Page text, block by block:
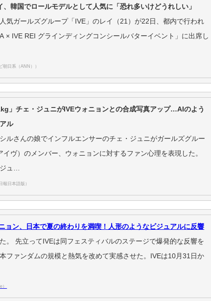
、韓国でロールモデルとして人気に「恐れ多いけどうれしい」
気ガールズグループ「IVE」のレイ（21）が22日、都内で行われ
× IVE REI グラインディングコンシールバターイベント」に出席し
朝日系（ANN））
」チェ・ジュニがIVEウォニョンとの合成写真アップ…AIのよう
ル
ルさんの娘でインフルエンサーのチェ・ジュニがガールズグルー
イヴ）のメンバー、ウォニョンに対するファン心理を表現した。
ュ…
報日本語版）
ョン、日本で夏の終わりを満喫！人形のようなビジュアルに反響
。 先立ってIVEは同フェスティバルのステージで爆発的な反響を
ファンダムの規模と熱気を改めて実感させた。IVEは10月31日か
）